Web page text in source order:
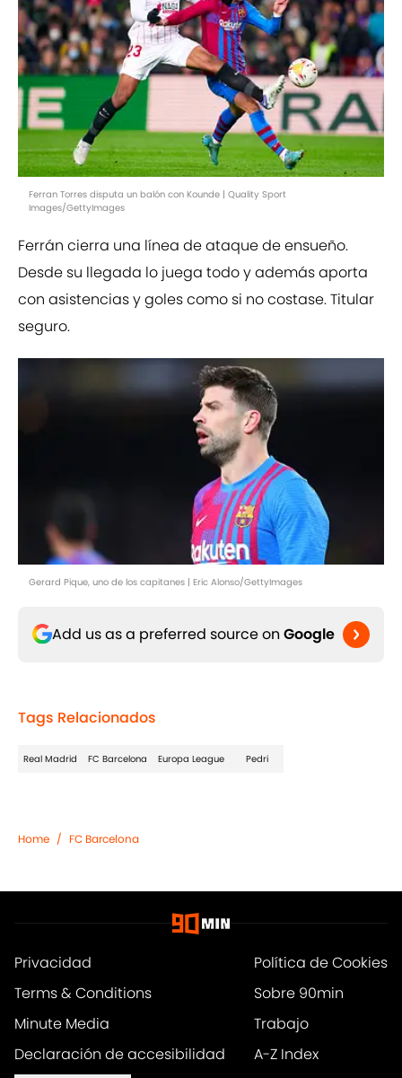
Ferran Torres disputa un balón con Kounde | Quality Sport
Images/GettyImages
Ferrán cierra una línea de ataque de ensueño.
Desde su llegada lo juega todo y además aporta
con asistencias y goles como si no costase. Titular
seguro.
Gerard Pique, uno de los capitanes | Eric Alonso/GettyImages
Add us as a preferred source on Google
Tags Relacionados
Real Madrid FC Barcelona Europa League Pedri
Home / FC Barcelona
Privacidad
Política de Cookies
Terms & Conditions
Sobre 90min
Minute Media
Trabajo
Declaración de accesibilidad
A-Z Index